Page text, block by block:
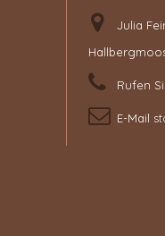
Julia
Rufen
E-Mail